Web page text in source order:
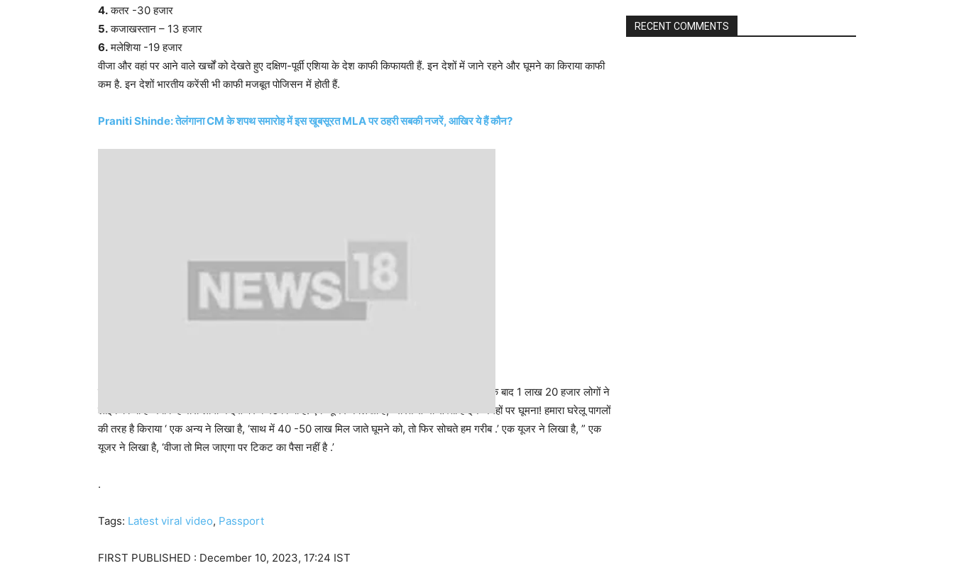
4.कतर -30 हजार
5.कजाखस्तान – 13 हजार
6.मलेशिया -19 हजार
वीजा और वहां पर आने वाले खर्चों को देखते हुए दक्षिण-पूर्वी एशिया के देश काफी किफायती हैं. इन देशों में जाने रहने और घूमने का किराया काफी
कम है. इन देशों भारतीय करेंसी भी काफी मजबूत पोजिसन में होती हैं.
Praniti Shinde: तेलंगाना CM के शपथ समारोह में इस खूबसूरत MLA पर ठहरी सबकी नजरें, आखिर ये हैं कौन?
इस वीडियो इंस्टाग्राम पर eattripclick नाम के यूजर ने अपलोड किया है. इस वीडियो के अपलोड किए जाने के बाद 1 लाख 20 हजार लोगों ने
लाइक किया है जबकि हजारों लोगों ने इस पर कमेंट किया है. एक यूजर ने लिखा है, ‘भारत से भी सस्ता है इन जगहों पर घूमना! हमारा घरेलू पागलों
की तरह है किराया ‘ एक अन्य ने लिखा है, ‘साथ में 40 -50 लाख मिल जाते घूमने को, तो फिर सोचते हम गरीब .’ एक यूजर ने लिखा है, ” एक
यूजर ने लिखा है, ‘वीजा तो मिल जाएगा पर टिकट का पैसा नहीं है .’
.
Tags: Latest viral video, Passport
FIRST PUBLISHED : December 10, 2023, 17:24 IST
RECENT COMMENTS